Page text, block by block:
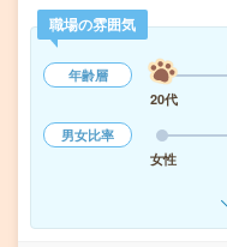
職場の雰囲気
年齢層
20代
男女比率
女性